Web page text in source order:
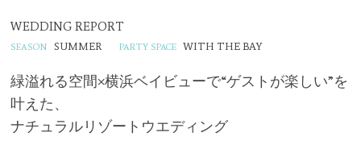
WEDDING REPORT
SUMMER WITH THE BAY
緑溢れる空間×横浜ベイビューで“ゲストが楽しい”を
叶えた、
ナチュラルリゾートウエディング